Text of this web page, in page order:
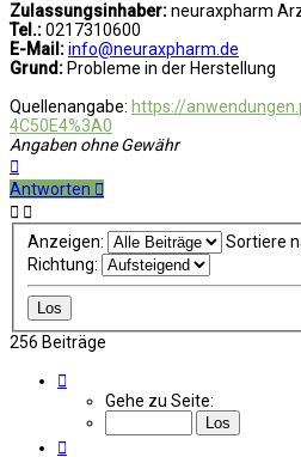
Zulassungsinhaber:neuraxpharm
Tel.:0217310600
E-Mail:info@neuraxpharm.de
Grund: Probleme in der Herstellung
Quellenangabe: https://
4C50E4%3A0
Angaben ohne Gewähr
oben
Antworten
Anzeigen:
Sortiere
Richtung:
256 Beiträge
von
Gehe zu Seite: